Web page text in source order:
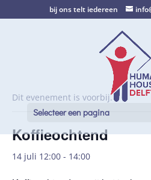
bij ons telt iedereen
Selecteer een pagina
Dit evenement is voorbij.
Koffieochtend
14 juli 12:00 - 14:00